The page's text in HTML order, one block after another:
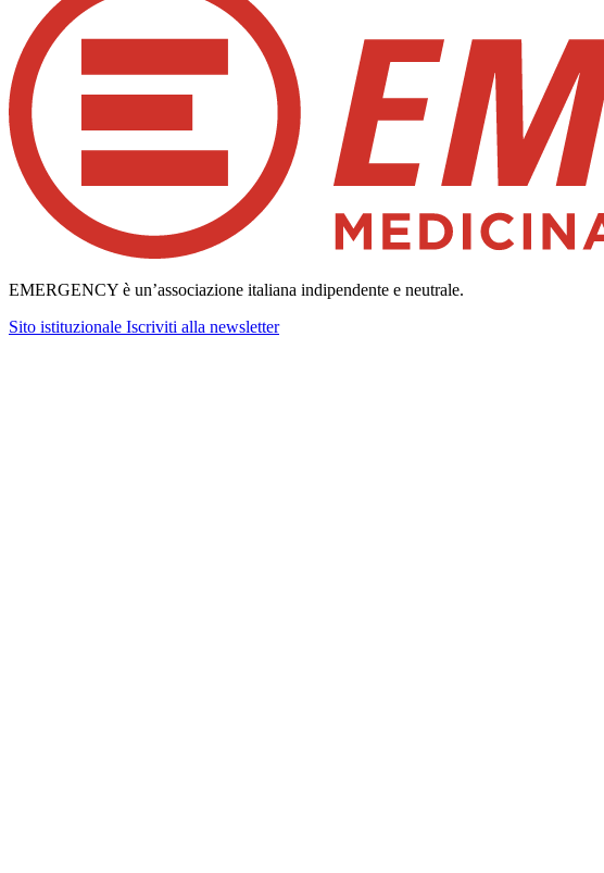
EMERGENCY è un’associazione italiana indipendente e neutrale.
Sito istituzionale Iscriviti alla newsletter